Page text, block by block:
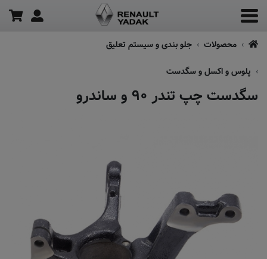
محصولات
جلو بندی و سیستم تعلیق
پلوس و اکسل و سگدست
سگدست چپ تندر ۹۰ و ساندرو